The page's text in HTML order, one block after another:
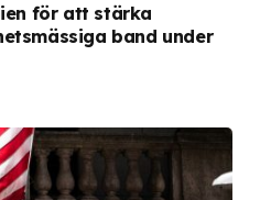
för att stärka
band under